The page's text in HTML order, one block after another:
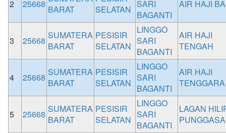
2 25668 BARAT
SELATAN SARI
BAGANTI
AIR HAJI
3 25668 SUMATERA
BARAT
PESISIR
SELATAN
LINGGO
SARI
BAGANTI
AIR HAJI
TENGAH
4 25668 SUMATERA
BARAT
PESISIR
SELATAN
LINGGO
SARI
BAGANTI
AIR HAJI
TENGGARA
5 25668 SUMATERA
BARAT
PESISIR
SELATAN
LINGGO
SARI
BAGANTI
LAGAN